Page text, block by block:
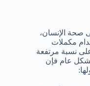
صحة الإنسان،
مكملات
على نسبة مرتفعة
عام فإن